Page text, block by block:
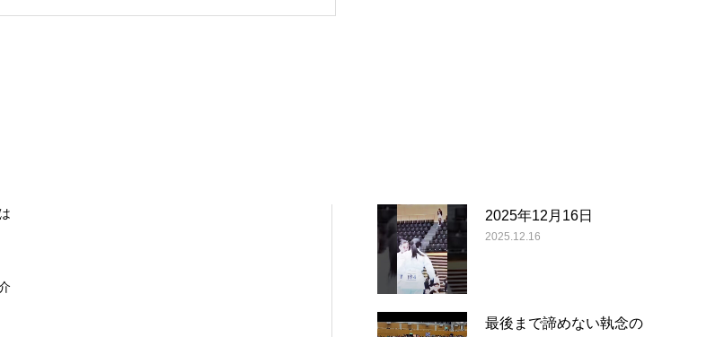
2025年12月16日
2025.12.16
最後まで諦めない執念の